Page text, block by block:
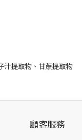
汁提取物、甘蔗提取物
顧客服務